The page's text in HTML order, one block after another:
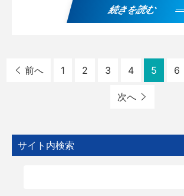
続きを読む
前へ 1 2 3 4 5 6
次へ
サイト内検索